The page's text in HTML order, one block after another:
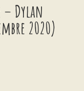
– Dylan
2020)